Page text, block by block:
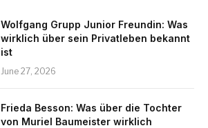
Wolfgang Grupp Junior Freundin: Was
wirklich über sein Privatleben bekannt
ist
June 27, 2026
Frieda Besson: Was über die Tochter
von Muriel Baumeister wirklich